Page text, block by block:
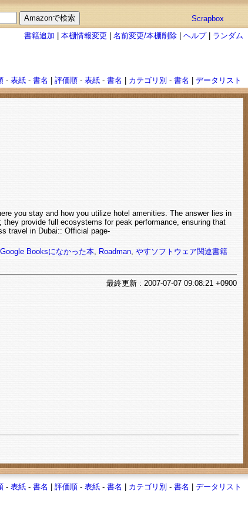
Scrapbox
書籍追加 |本棚情報変更 |名前変更/本棚削除 |ヘルプ| ランダム
-表紙 -書名 |評価順 -表紙 -書名 カテゴリ別 -書名 |データリスト
you stay and how you utilize hotel amenities. The answer lies in
provide full ecosystems for peak performance, ensuring that
travel in Dubai:: Official page-
Google Booksになかった本, Roadman, やすソフトウェア関連書籍
最終更新: 2007-07-07 09:08:21 +0900
-表紙 -書名 |評価順 -表紙 -書名 カテゴリ別 -書名 |データリスト